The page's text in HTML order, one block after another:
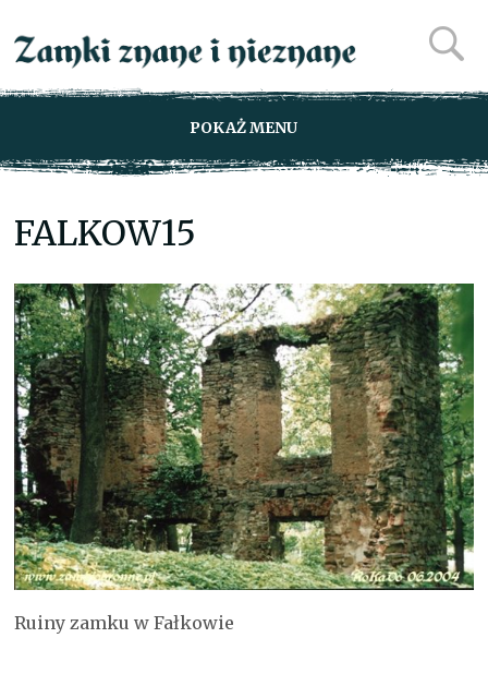
POKAŻ MENU
FALKOW15
Ruiny zamku w Fałkowie